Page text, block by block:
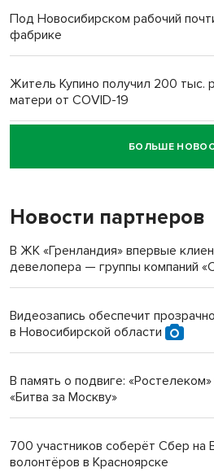
Под Новосибирском рабочий
фабрике
Житель Купино получил 200 тыс.
матери от COVID-19
Новосибирский суд наказал
пенсионерки на вокзале
«Мы живём на пастбище!»: в
терроризируют жителей
Новосибирский преподаватель с
БОЛЬШЕ
Новости партнеров
В ЖК «Гренландия» впервые
девелопера — группы компаний
Видеозапись обеспечит
в Новосибирской области
В память о подвиге:
«Битва за Москву»
700 участников соберёт Сбер на
волонтёров в Красноярске